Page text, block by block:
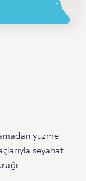
yüzme
seyahat